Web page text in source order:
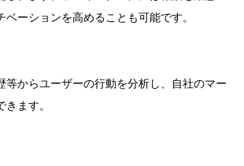
ベーションを高めることも可能です。
等からユーザーの行動を分析し、自社のマー
ます。